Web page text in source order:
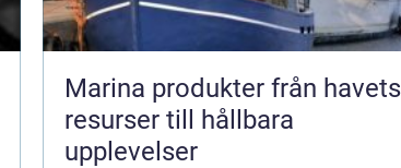
Marina produkter från havets
resurser till hållbara
upplevelser